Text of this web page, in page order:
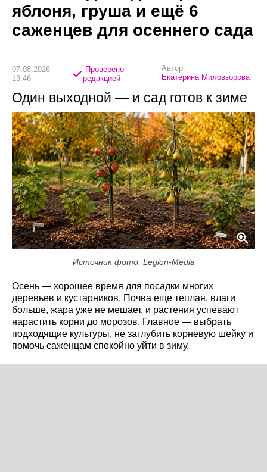
яблоня, груша и ещё 6
саженцев для осеннего сада
07.08.2026
13:46
Проверено
редакцией
Автор:
Екатерина Миловзорова
Один выходной — и сад готов к зиме
Источник фото: Legion-Media
Осень — хорошее время для посадки многих
деревьев и кустарников. Почва еще теплая, влаги
больше, жара уже не мешает, и растения успевают
нарастить корни до морозов. Главное — выбрать
подходящие культуры, не заглубить корневую шейку и
помочь саженцам спокойно уйти в зиму.